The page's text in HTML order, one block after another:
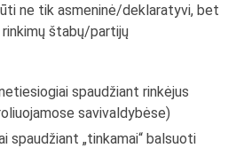
ne tik asmeninė/deklaratyvi, bet
štabų/partijų
spaudžiant rinkėjus
savivaldybėse)
spaudžiant „tinkamai“ balsuoti